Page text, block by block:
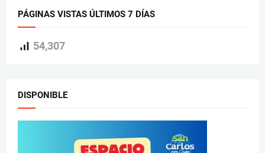
PÁGINAS VISTAS ÚLTIMOS 7 DÍAS
54,307
DISPONIBLE